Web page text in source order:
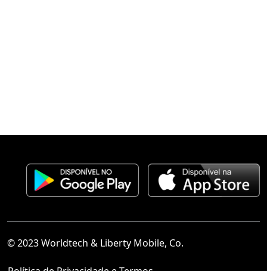
© 2023 Worldtech & Liberty Mobile, Co.